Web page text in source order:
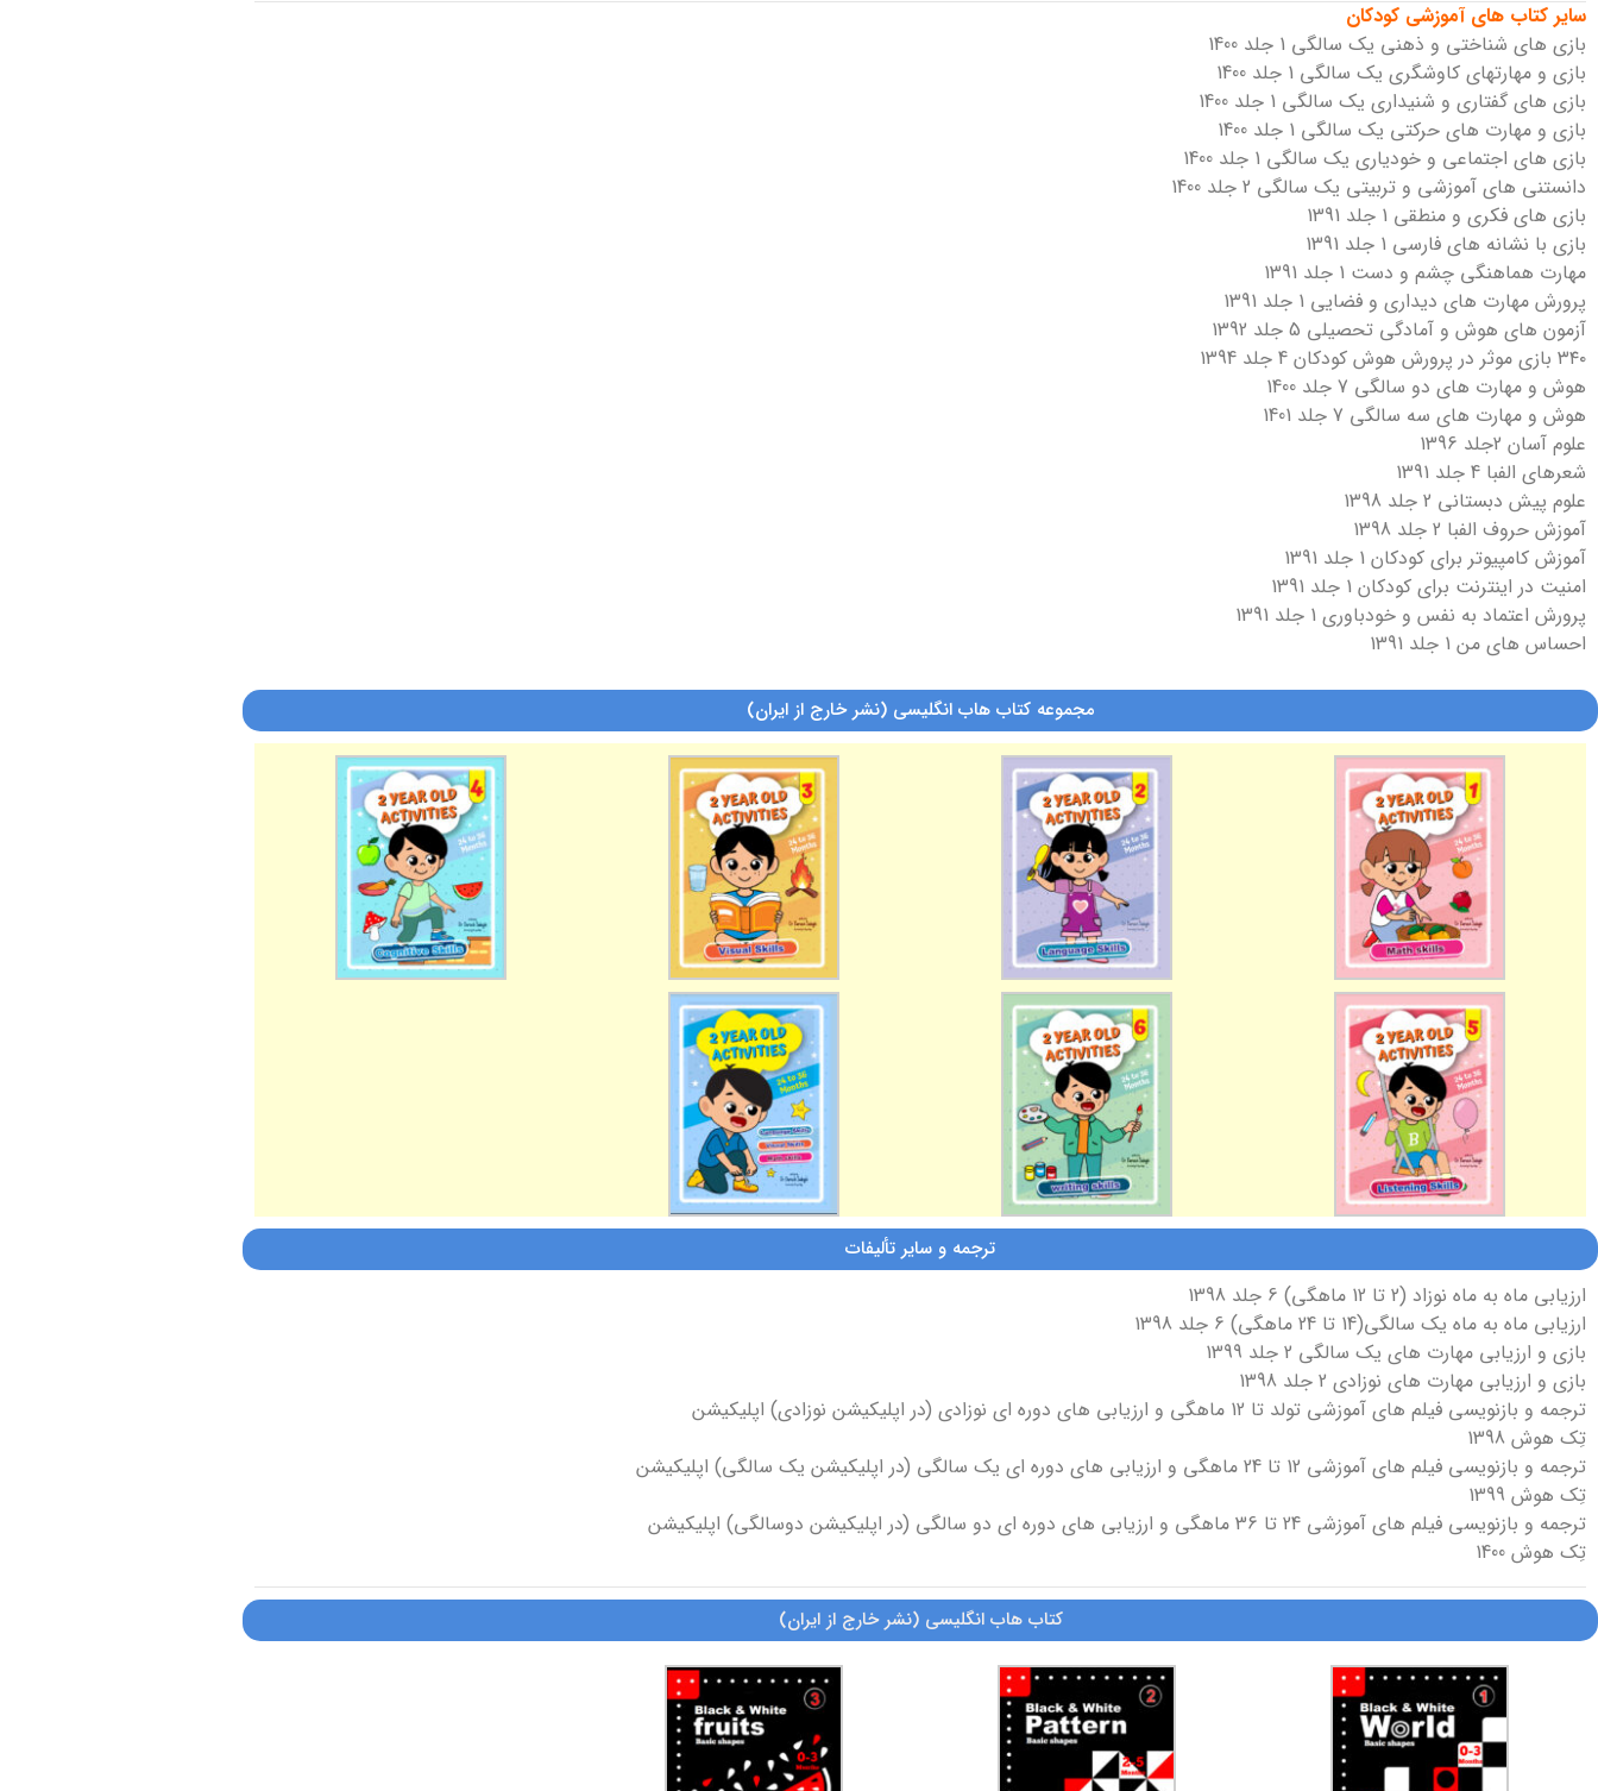
سایر کتاب های آموزشی کودکان
بازی های شناختی و ذهنی یک سالگی 1 جلد 1400
بازی و مهارتهای کاوشگری یک سالگی 1 جلد 1400
بازی های گفتاری و شنیداری یک سالگی 1 جلد 1400
بازی و مهارت های حرکتی یک سالگی 1 جلد 1400
بازی های اجتماعی و خودیاری یک سالگی 1 جلد 1400
دانستنی های آموزشی و تربیتی یک سالگی 2 جلد 1400
بازی های فکری و منطقی 1 جلد 1391
بازی با نشانه های فارسی 1 جلد 1391
مهارت هماهنگی چشم و دست 1 جلد 1391
پرورش مهارت های دیداری و فضایی 1 جلد 1391
آزمون های هوش و آمادگی تحصیلی 5 جلد 1392
۳۴۰ بازی موثر در پرورش هوش کودکان 4 جلد 1394
هوش و مهارت های دو سالگی 7 جلد 1400
هوش و مهارت های سه سالگی 7 جلد 1401
علوم آسان 2جلد 1396
شعرهای الفبا 4 جلد 1391
علوم پیش دبستانی 2 جلد 1398
آموزش حروف الفبا 2 جلد 1398
آموزش کامپیوتر برای کودکان 1 جلد 1391
امنیت در اینترنت برای کودکان 1 جلد 1391
پرورش اعتماد به نفس و خودباوری 1 جلد 1391
احساس های من 1 جلد 1391
مجموعه کتاب هاب انگلیسی (نشر خارج از ایران)
ترجمه و سایر تألیفات
ارزیابی ماه به ماه نوزاد (2 تا 12 ماهگی) 6 جلد 1398
ارزیابی ماه به ماه یک سالگی(14 تا 24 ماهگی) 6 جلد 1398
بازی و ارزیابی مهارت های یک سالگی 2 جلد 1399
بازی و ارزیابی مهارت های نوزادی 2 جلد 1398
ترجمه و بازنویسی فیلم های آموزشی تولد تا 12 ماهگی و ارزیابی های دوره ای نوزادی (در اپلیکیشن نوزادی) اپلیکیشن
تِک هوش 1398
ترجمه و بازنویسی فیلم های آموزشی 12 تا 24 ماهگی و ارزیابی های دوره ای یک سالگی (در اپلیکیشن یک سالگی) اپلیکیشن
تِک هوش 1399
ترجمه و بازنویسی فیلم های آموزشی 24 تا 36 ماهگی و ارزیابی های دوره ای دو سالگی (در اپلیکیشن دوسالگی) اپلیکیشن
تِک هوش 1400
کتاب هاب انگلیسی (نشر خارج از ایران)